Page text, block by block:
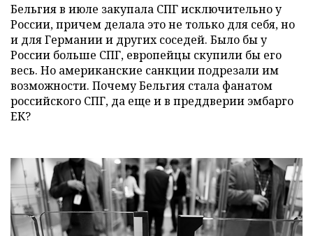
Бельгия в июле закупала СПГ исключительно у
России, причем делала это не только для себя, но
и для Германии и других соседей. Было бы у
России больше СПГ, европейцы скупили бы его
весь. Но американские санкции подрезали им
возможности. Почему Бельгия стала фанатом
российского СПГ, да еще и в преддверии эмбарго
ЕК?